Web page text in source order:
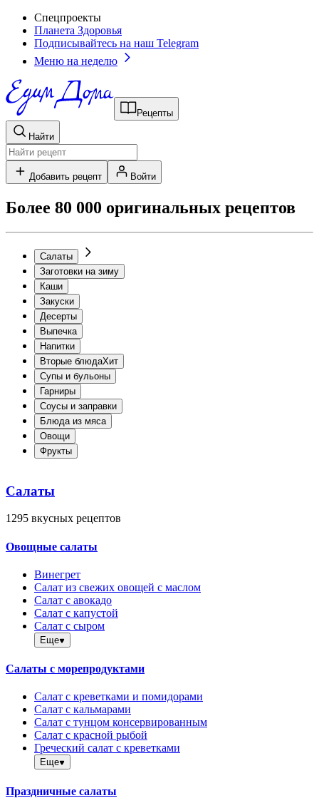
Спецпроекты
Планета Здоровья
Подписывайтесь на наш Telegram
Меню на неделю
Рецепты
Найти
Добавить рецепт Войти
Более 80 000 оригинальных рецептов
Салаты
Заготовки на зиму
Каши
Закуски
Десерты
Выпечка
Напитки
Вторые блюдаХит
Супы и бульоны
Гарниры
Соусы и заправки
Блюда из мяса
Овощи
Фрукты
Салаты
1295 вкусных рецептов
Овощные салаты
Винегрет
Салат из свежих овощей с маслом
Салат с авокадо
Салат с капустой
Салат с сыром
Еще
Салаты с морепродуктами
Салат с креветками и помидорами
Салат с кальмарами
Салат с тунцом консервированным
Салат с красной рыбой
Греческий салат с креветками
Еще
Праздничные салаты